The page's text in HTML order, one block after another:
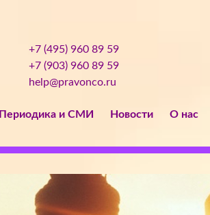
+7 (495) 960 89 59
+7 (903) 960 89 59
help@pravonco.ru
Периодика и СМИ Новости О нас